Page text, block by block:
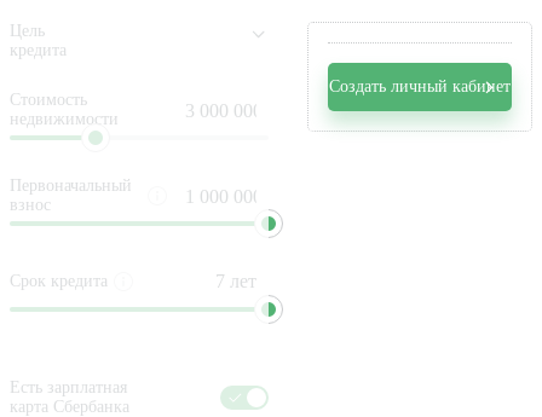
Цель
кредита
Стоимость
недвижимости
Первоначальный
взнос
Срок кредита
Есть зарплатная
карта Сбербанка
Создать личный кабинет